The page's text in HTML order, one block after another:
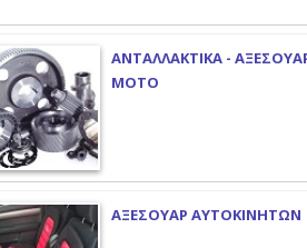
ΑΝΤΑΛΛΑΚΤΙΚΑ -
ΜΟΤΟ
ΑΞΕΣΟΥΑΡ ΑΥΤΟΚΙΝΗΤΩΝ